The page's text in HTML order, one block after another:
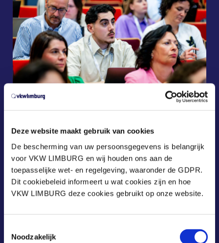
Deze website maakt gebruik van cookies
De bescherming van uw persoonsgegevens is belangrijk
voor VKW LIMBURG en wij houden ons aan de
toepasselijke wet- en regelgeving, waaronder de GDPR.
Dit cookiebeleid informeert u wat cookies zijn en hoe
VKW LIMBURG deze cookies gebruikt op onze website.
Noodzakelijk